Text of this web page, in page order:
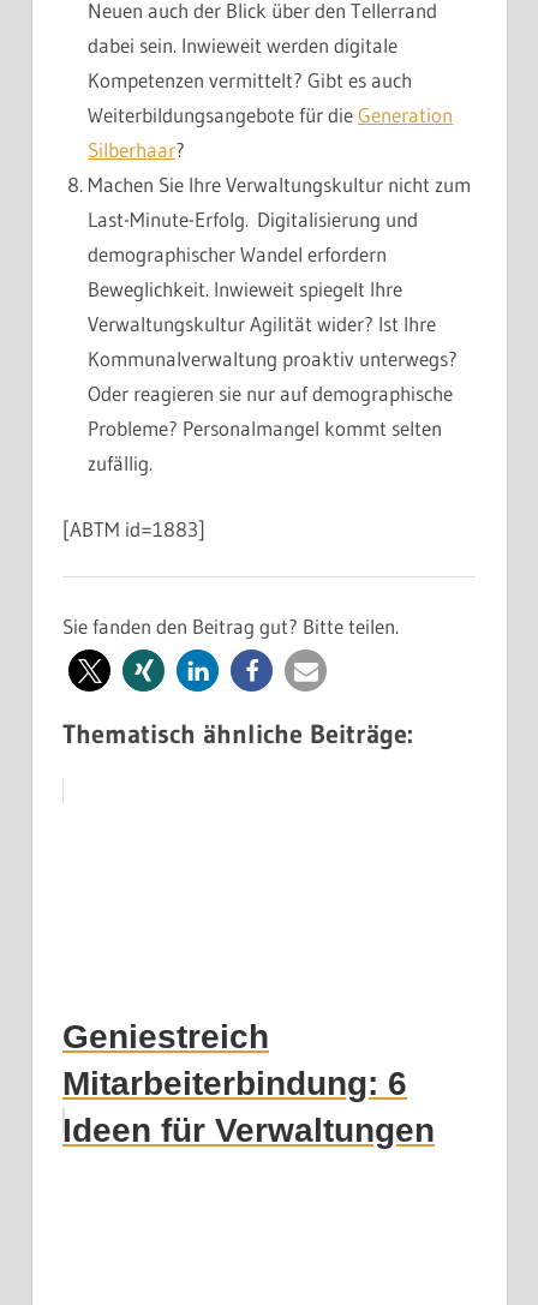
Neuen auch der Blick über den Tellerrand
dabei sein. Inwieweit werden digitale
Kompetenzen vermittelt? Gibt es auch
Weiterbildungsangebote für dieGeneration
Silberhaar?
Machen Sie Ihre Verwaltungskultur nicht zum
Last-Minute-Erfolg. Digitalisierung und
demographischer Wandel erfordern
Beweglichkeit. Inwieweit spiegelt Ihre
Verwaltungskultur Agilität wider? Ist Ihre
Kommunalverwaltung proaktiv unterwegs?
Oder reagieren sie nur auf demographische
Probleme? Personalmangel kommt selten
zufällig.
[ABTM id=1883]
Sie fanden den Beitrag gut? Bitte teilen.
Thematisch ähnliche Beiträge:
Geniestreich
Mitarbeiterbindung: 6
Ideen für Verwaltungen